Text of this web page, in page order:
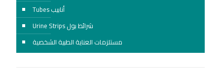
Tubes أنابيب
Urine Strips شرائط بول
مستلزمات العناية الطبية الشخصية